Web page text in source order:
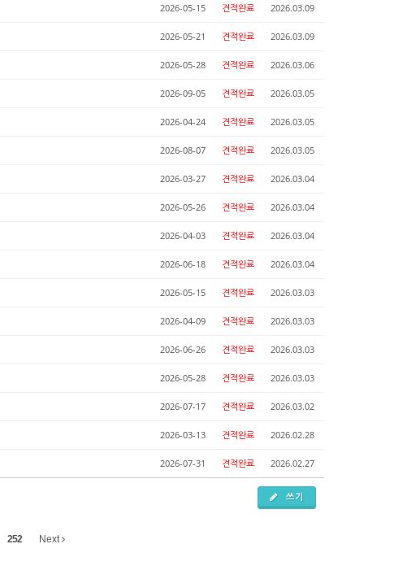
2026-05-15 견적완료 2026.03.09
2026-05-21 견적완료 2026.03.09
2026-05-28 견적완료 2026.03.06
2026-09-05 견적완료 2026.03.05
2026-04-24 견적완료 2026.03.05
2026-08-07 견적완료 2026.03.05
2026-03-27 견적완료 2026.03.04
2026-05-26 견적완료 2026.03.04
2026-04-03 견적완료 2026.03.04
2026-06-18 견적완료 2026.03.04
2026-05-15 견적완료 2026.03.03
2026-04-09 견적완료 2026.03.03
2026-06-26 견적완료 2026.03.03
2026-05-28 견적완료 2026.03.03
2026-07-17 견적완료 2026.03.02
2026-03-13 견적완료 2026.02.28
2026-07-31 견적완료 2026.02.27
쓰기
252 Next